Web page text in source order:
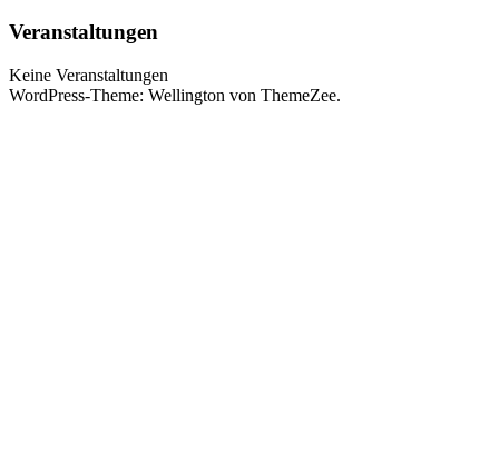
Veranstaltungen
Keine Veranstaltungen
WordPress-Theme: Wellington von ThemeZee.